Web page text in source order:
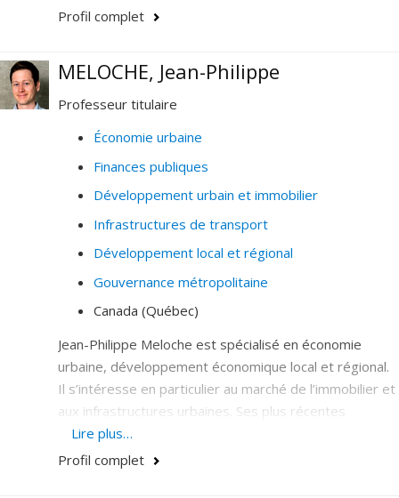
actif. Ses champs d’intérêt comprennent également la
commerciales et des centres-villes, ainsi que les liens
entre les technologies de l’information, le transport et
télétravail.
Profil complet
MELOCHE, Jean-Philippe
Professeur titulaire
Économie urbaine
Finances publiques
Développement urbain et immobilier
Infrastructures de transport
Développement local et régional
Gouvernance métropolitaine
Canada (Québec)
Jean-Philippe Meloche est spécialisé en économie
urbaine, développement économique local et régional.
Il s’intéresse en particulier au marché de l’immobilier et
aux infrastructures urbaines. Ses plus récentes
recherches portent sur les finances publiques locales
au Québec et sur le transport urbain.
Lire plus…
Profil complet